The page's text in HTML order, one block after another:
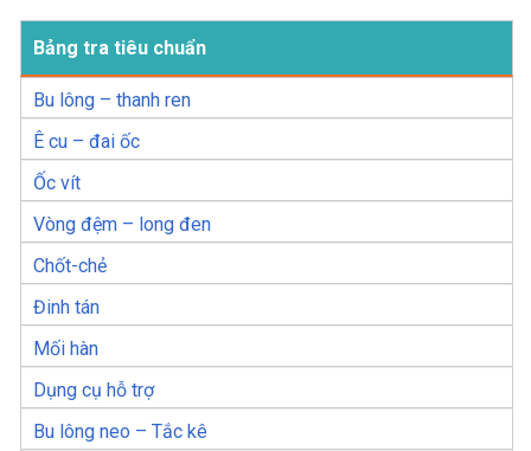
Bảng tra tiêu chuẩn
Bu lông – thanh ren
Ê cu – đai ốc
Ốc vít
Vòng đệm – long đen
Chốt-chẻ
Đinh tán
Mối hàn
Dụng cụ hỗ trợ
Bu lông neo – Tắc kê